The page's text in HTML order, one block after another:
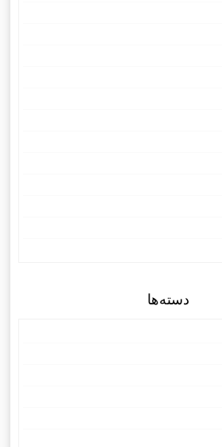
دسته‌ها